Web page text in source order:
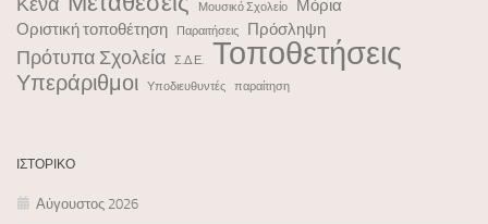
Κενά Μουσικό Σχολείο
Μόρια
Οριστική τοποθέτηση
Παραιτήσεις Πρόσληψη
Πρότυπα Σχολεία Σ.Δ.Ε. Τοποθετήσεις
Υπεράριθμοι Υποδιευθυντές παραίτηση
ΙΣΤΟΡΙΚΌ
Αύγουστος 2026